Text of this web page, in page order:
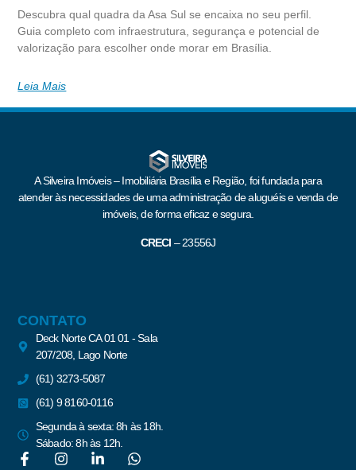
Descubra qual quadra da Asa Sul se encaixa no seu perfil.
Guia completo com infraestrutura, segurança e potencial de
valorização para escolher onde morar em Brasília.
Leia Mais
A Silveira Imóveis – Imobiliária Brasília e Região, foi fundada para
atender às necessidades de uma administração de aluguéis e venda de
imóveis, de forma eficaz e segura.
CRECI –23556J
CONTATO
Deck Norte CA 01 01 - Sala
207/208, Lago Norte
(61) 3273-5087
(61) 9 8160-0116
Segunda à sexta: 8h às 18h.
Sábado: 8h às 12h.